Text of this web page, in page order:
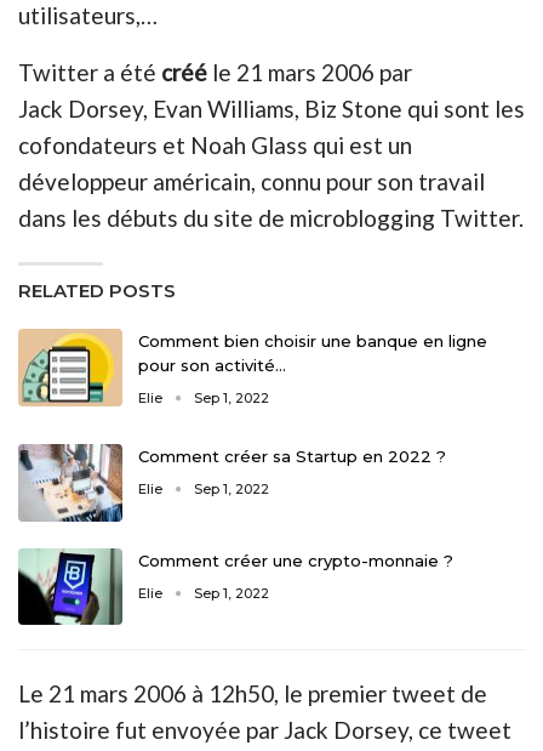
utilisateurs,…
Twitter a été créé le 21 mars 2006 par
Jack Dorsey, Evan Williams, Biz Stone qui sont les
cofondateurs et Noah Glass qui est un
développeur américain, connu pour son travail
dans les débuts du site de microblogging Twitter.
RELATED POSTS
Comment bien choisir une banque en ligne
pour son activité…
Elie Sep 1, 2022
Comment créer sa Startup en 2022 ?
Elie Sep 1, 2022
Comment créer une crypto-monnaie ?
Elie Sep 1, 2022
Le 21 mars 2006 à 12h50, le premier tweet de
l’histoire fut envoyée par Jack Dorsey, ce tweet